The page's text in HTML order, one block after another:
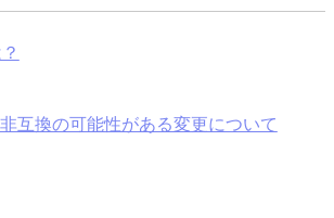
互換の可能性がある変更について